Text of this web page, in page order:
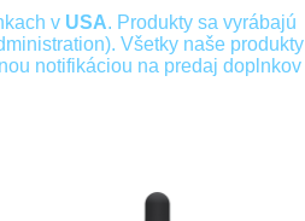
v USA. Produkty sa vyrábajú
Všetky naše produkty
notifikáciou na predaj doplnkov